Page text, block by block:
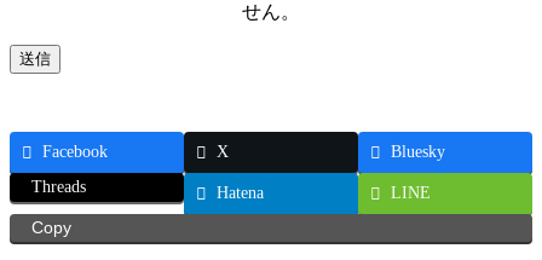
せん。
Facebook X
Bluesky
Threads
Hatena
LINE
Copy